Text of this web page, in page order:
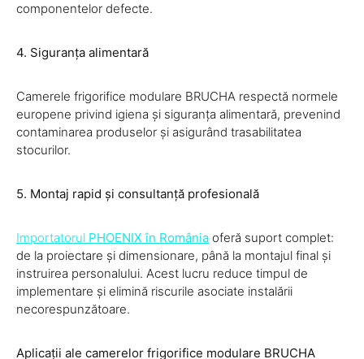
componentelor defecte.
4. Siguranța alimentară
Camerele frigorifice modulare BRUCHA respectă normele
europene privind igiena și siguranța alimentară, prevenind
contaminarea produselor și asigurând trasabilitatea
stocurilor.
5. Montaj rapid și consultanță profesională
Importatorul PHOENIX în România oferă suport complet:
de la proiectare și dimensionare, până la montajul final și
instruirea personalului. Acest lucru reduce timpul de
implementare și elimină riscurile asociate instalării
necorespunzătoare.
Aplicații ale camerelor frigorifice modulare BRUCHA